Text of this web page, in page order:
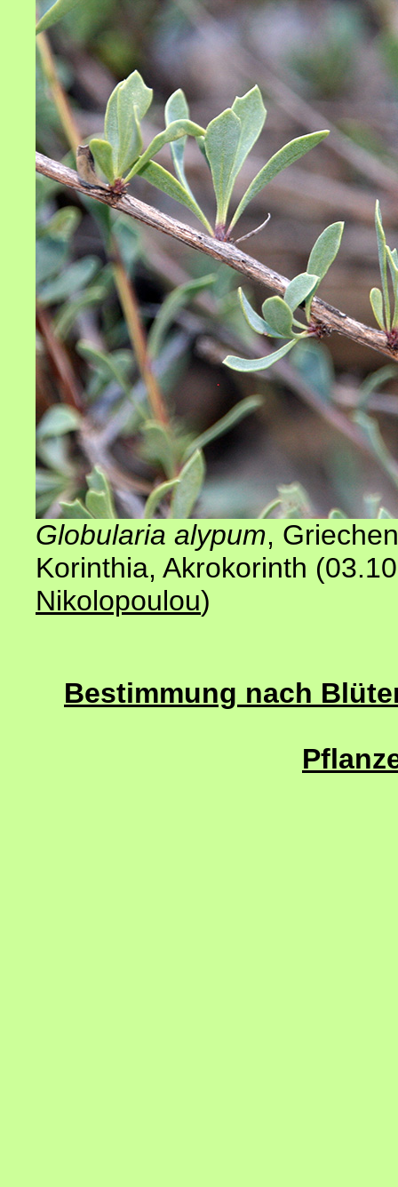
Globularia alypum,
Korinthia, Akrokorinth
Nikolopoulou)
Bestimmung nach